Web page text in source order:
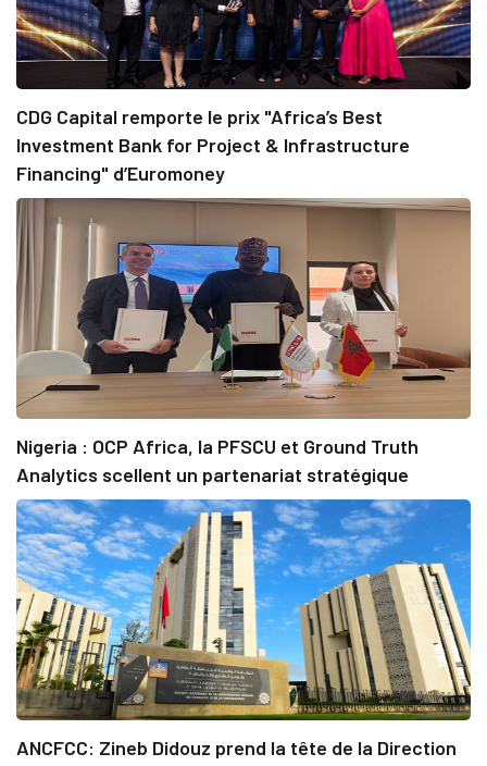
CDG Capital remporte le prix "Africa’s Best
Investment Bank for Project & Infrastructure
Financing" d’Euromoney
Nigeria : OCP Africa, la PFSCU et Ground Truth
Analytics scellent un partenariat stratégique
ANCFCC: Zineb Didouz prend la tête de la Direction